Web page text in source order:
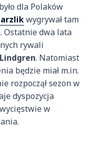
było dla Polaków
wygrywał tam
Ostatnie dwa lata
rywali
. Natomiast
będzie miał m.in.
rozpoczął sezon w
dyspozycja
w